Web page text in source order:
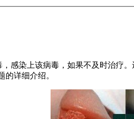
感染上该病毒，如果不及时治疗
详细介绍。